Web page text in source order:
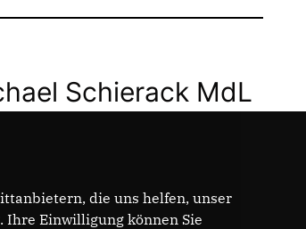
Schierack MdL
die uns helfen, unser
Ihre Einwilligung können Sie